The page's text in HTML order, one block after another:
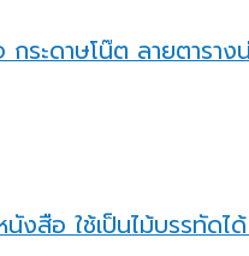
กระดาษโน๊ต ลายตารา
สือ ใช้เป็นไม้บรรทัดได้